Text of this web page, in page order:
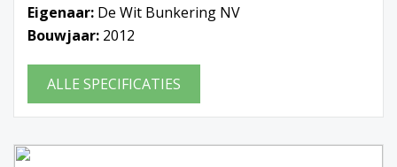
Eigenaar: De Wit Bunkering NV
Bouwjaar: 2012
ALLE SPECIFICATIES